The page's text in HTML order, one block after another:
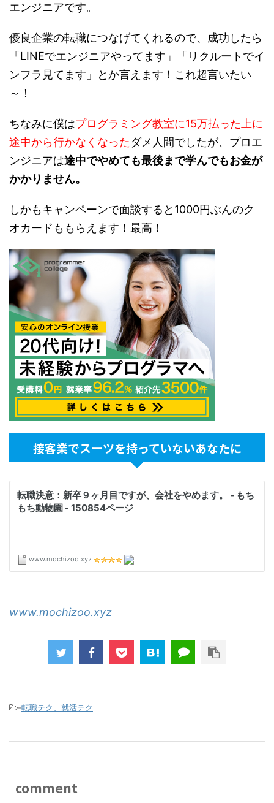
エンジニアです。
優良企業の転職につなげてくれるので、成功したら
「LINEでエンジニアやってます」「リクルートでイ
ンフラ見てます」とか言えます！これ超言いたい
～！
ちなみに僕はプログラミング教室に15万払った上に
途中から行かなくなったダメ人間でしたが、プロエ
ンジニアは途中でやめても最後まで学んでもお金が
かかりません。
しかもキャンペーンで面談すると1000円ぶんのク
オカードももらえます！最高！
接客業でスーツを持っていないあなたに
www.mochizoo.xyz
-転職テク、就活テク
comment